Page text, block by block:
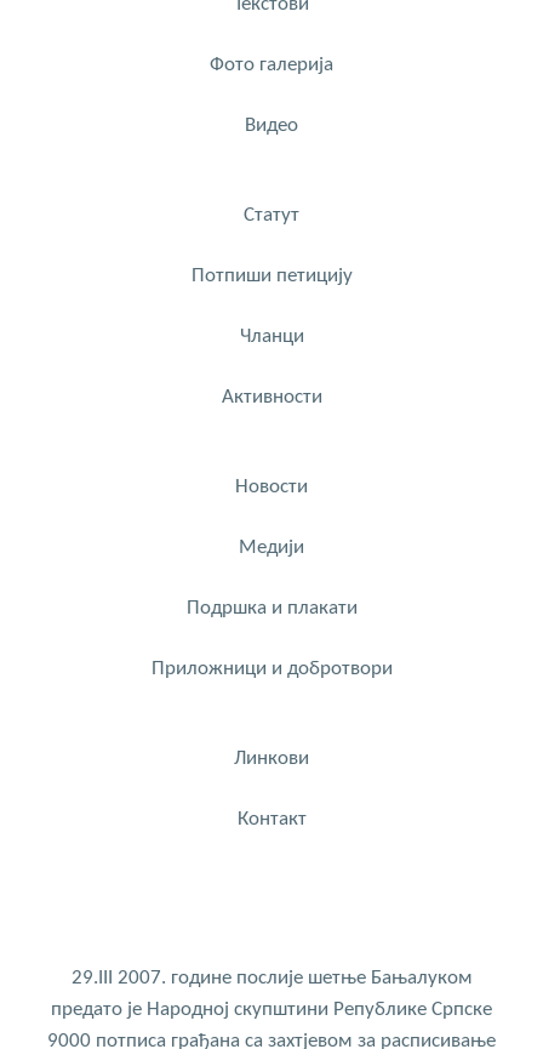
Фото галерија
Видео
Статут
Потпиши петицију
Чланци
Активности
Новости
Медији
Подршка и плакати
Приложници и добротвори
Линкови
Контакт
29.III 2007. године послије шетње Бањалуком
предато је Народној скупштини Републике Српске
9000 потписа грађана са захтјевом за расписивање